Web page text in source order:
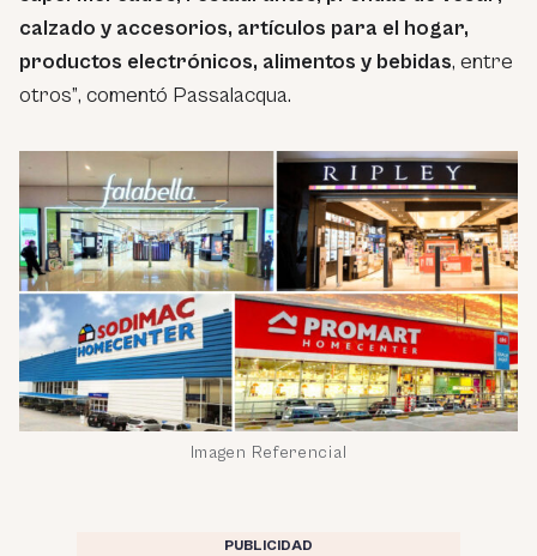
calzado y accesorios, artículos para el hogar,
productos electrónicos, alimentos y bebidas, entre
otros”, comentó Passalacqua.
Imagen Referencial
PUBLICIDAD